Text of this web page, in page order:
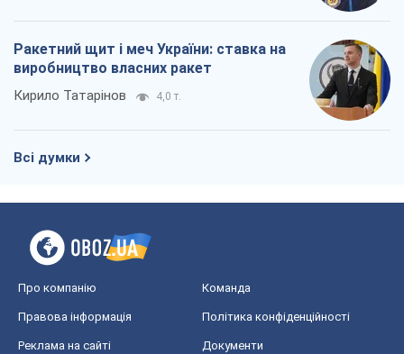
Ракетний щит і меч України: ставка на
виробництво власних ракет
Кирило Татарінов 4,0 т.
Всі думки
Про компанію Команда
Правова інформація Політика конфіденційності
Реклама на сайті Документи